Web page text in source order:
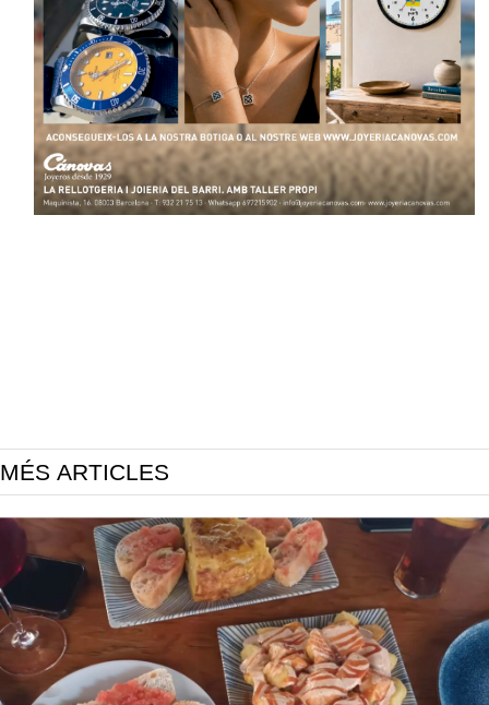
MÉS ARTICLES